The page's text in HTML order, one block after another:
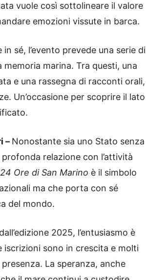
vuole così sottolineare il valore
emozioni vissute in barca.
sé, l’evento prevede una serie di
marina. Tra questi, una
e una rassegna di racconti orali,
Un’occasione per scoprire il lato
– Nonostante sia uno Stato senza
relazione con l’attività
24 Ore di San Marino è il simbolo
ma che porta con sé
del mondo.
2025, l’entusiasmo è
iscrizioni sono in crescita e molti
La speranza, anche